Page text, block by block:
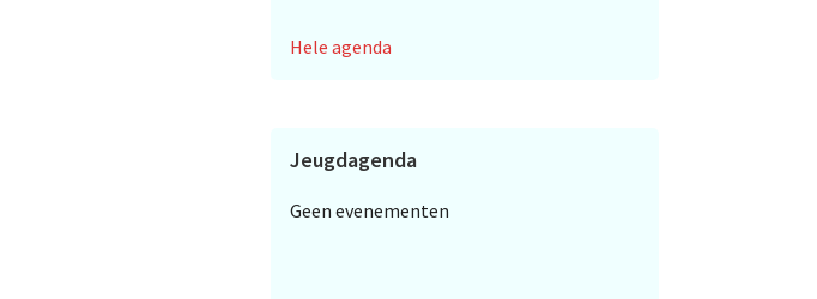
Hele agenda
Jeugdagenda
Geen evenementen